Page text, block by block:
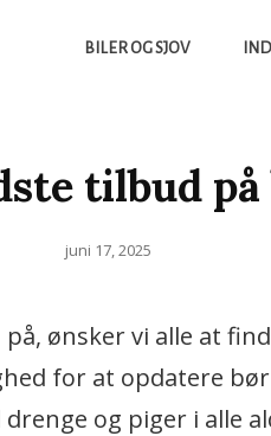
Nyheder, Både Fra Sverige Og
BILER OG SJOV
tilbud
Posted
juni 17, 2025
ønsker vi alle at
for at opdatere
og piger i alle